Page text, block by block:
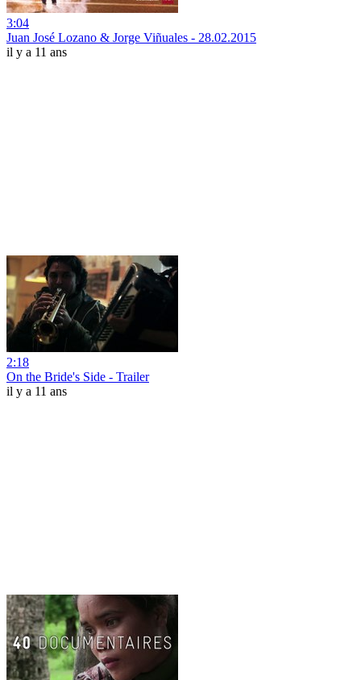
3:04
Juan José Lozano & Jorge Viñuales - 28.02.2015
il y a 11 ans
2:18
On the Bride's Side - Trailer
il y a 11 ans